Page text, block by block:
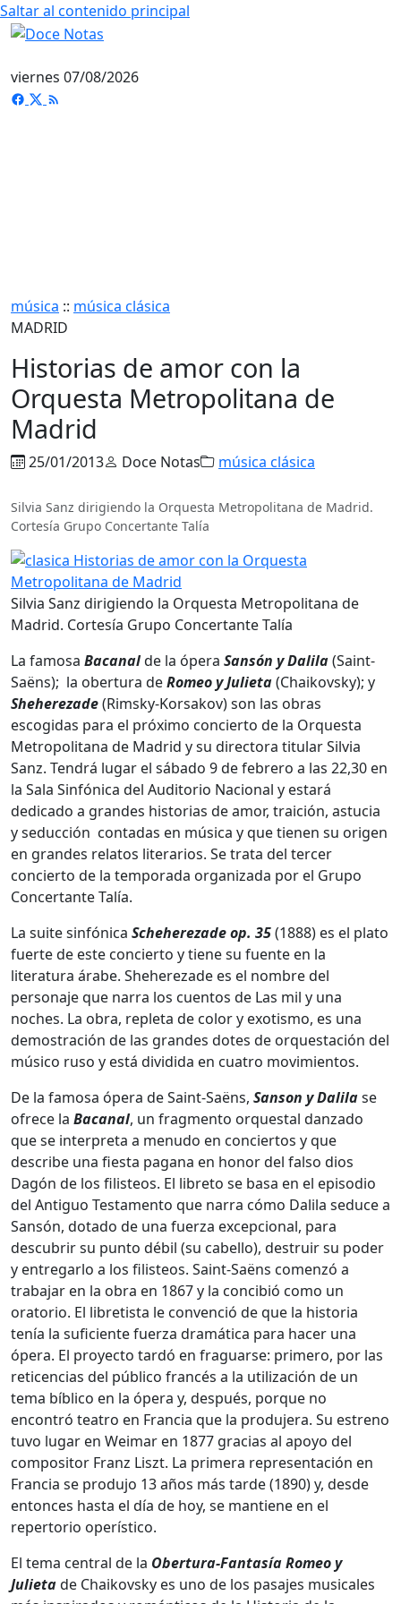
Saltar al contenido principal
viernes 07/08/2026
música :: música clásica
MADRID
Historias de amor con la
Orquesta Metropolitana de
Madrid
25/01/2013 Doce Notas música clásica
Silvia Sanz dirigiendo la Orquesta Metropolitana de Madrid.
Cortesía Grupo Concertante Talía
Silvia Sanz dirigiendo la Orquesta Metropolitana de
Madrid. Cortesía Grupo Concertante Talía
La famosa Bacanalde la ópera Sansón y Dalila(Saint-
Saëns); la obertura deRomeo y Julieta(Chaikovsky); y
Sheherezade(Rimsky-Korsakov) son las obras
escogidas para el próximo concierto de la Orquesta
Metropolitana de Madrid y su directora titular Silvia
Sanz. Tendrá lugar el sábado 9 de febrero a las 22,30 en
la Sala Sinfónica del Auditorio Nacional y estará
dedicado a grandes historias de amor, traición, astucia
y seducción contadas en música y que tienen su origen
en grandes relatos literarios. Se trata del tercer
concierto de la temporada organizada por el Grupo
Concertante Talía.
La suite sinfónica Scheherezade op. 35(1888) es el plato
fuerte de este concierto y tiene su fuente en la
literatura árabe. Sheherezade es el nombre del
personaje que narra los cuentos de Las mil y una
noches. La obra, repleta de color y exotismo, es una
demostración de las grandes dotes de orquestación del
músico ruso y está dividida en cuatro movimientos.
De la famosa ópera de Saint-Saëns, Sanson y Dalilase
ofrece la Bacanal, un fragmento orquestal danzado
que se interpreta a menudo en conciertos y que
describe una fiesta pagana en honor del falso dios
Dagón de los filisteos. El libreto se basa en el episodio
del Antiguo Testamento que narra cómo Dalila seduce a
Sansón, dotado de una fuerza excepcional, para
descubrir su punto débil (su cabello), destruir su poder
y entregarlo a los filisteos. Saint-Saëns comenzó a
trabajar en la obra en 1867 y la concibió como un
oratorio. El libretista le convenció de que la historia
tenía la suficiente fuerza dramática para hacer una
ópera. El proyecto tardó en fraguarse: primero, por las
reticencias del público francés a la utilización de un
tema bíblico en la ópera y, después, porque no
encontró teatro en Francia que la produjera. Su estreno
tuvo lugar en Weimar en 1877 gracias al apoyo del
compositor Franz Liszt. La primera representación en
Francia se produjo 13 años más tarde (1890) y, desde
entonces hasta el día de hoy, se mantiene en el
repertorio operístico.
El tema central de la Obertura-Fantasía Romeo y
Julietade Chaikovsky es uno de los pasajes musicales